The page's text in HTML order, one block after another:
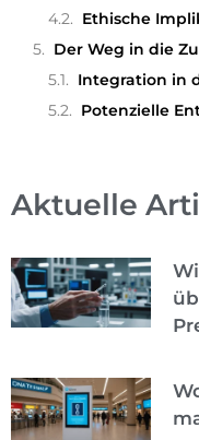
Der Weg in die
Aktuelle